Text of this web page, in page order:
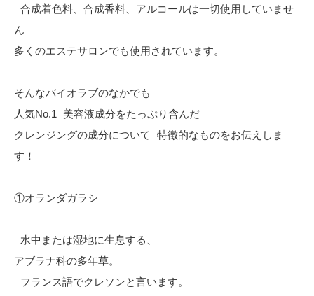
合成着色料、合成香料、アルコールは一切使用していませ
ん
多くのエステサロンでも使用されています。
そんなバイオラブのなかでも
人気No.1 美容液成分をたっぷり含んだ
クレンジングの成分について 特徴的なものをお伝えしま
す！
①オランダガラシ
水中または湿地に生息する、
アブラナ科の多年草。
フランス語でクレソンと言います。